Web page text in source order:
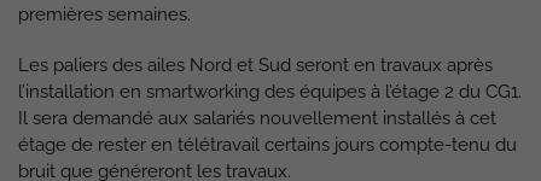
premières semaines.
Les paliers des ailes Nord et Sud seront en travaux après
l’installation en smartworking des équipes à l’étage 2 du CG1.
Il sera demandé aux salariés nouvellement installés à cet
étage de rester en télétravail certains jours compte-tenu du
bruit que généreront les travaux.